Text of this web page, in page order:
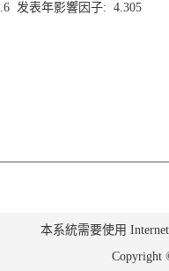
发表年影響因子: 4.305
本系統需要使用
Copyright